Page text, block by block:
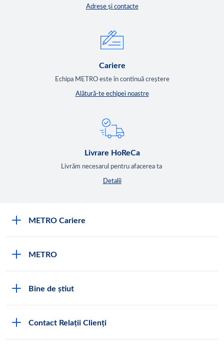
Adrese și contacte
Cariere
Echipa METRO este în continuă creștere
Alătură-te echipei noastre
Livrare HoReCa
Livrăm necesarul pentru afacerea ta
Detalii
METRO Cariere
METRO
Bine de știut
Contact Relații Clienți